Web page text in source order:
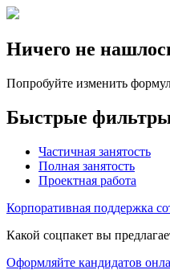
Ничего не
Попробуйте изменить
Быстрые фильтры
Частичная занятость
Полная занятость
Проектная работа
Корпоративная поддержка
Какой соцпакет вы
Оформляйте кандидатов